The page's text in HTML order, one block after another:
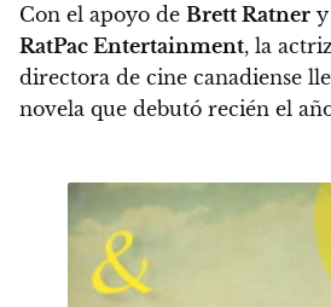
Con el apoyo de Brett Ratner
RatPac Entertainment, la
directora de cine canadiense
novela que debutó recién el